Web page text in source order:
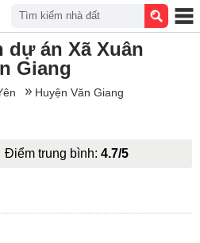
dự án Xã Xuân
Giang
Huyện Văn Giang
Điểm trung bình: 4.7/5
Tìm kiếm nhà đất